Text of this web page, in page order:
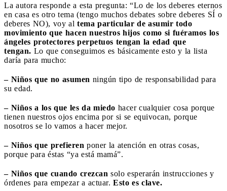
La autora responde a esta pregunta: “Lo de los deberes eternos
en casa es otro tema (tengo muchos debates sobre deberes SÍ o
deberes NO), voy al tema particular de asumir todo
movimiento que hacen nuestros hijos como si fuéramos los
ángeles protectores perpetuos tengan la edad que
tengan. Lo que conseguimos es básicamente esto y la lista
daría para mucho:
– Niños que no asumen ningún tipo de responsabilidad para
su edad.
– Niños a los que les da miedo hacer cualquier cosa porque
tienen nuestros ojos encima por si se equivocan, porque
nosotros se lo vamos a hacer mejor.
– Niños que prefieren poner la atención en otras cosas,
porque para éstas “ya está mamá”.
– Niños que cuando crezcan solo esperarán instrucciones y
órdenes para empezar a actuar. Esto es clave.